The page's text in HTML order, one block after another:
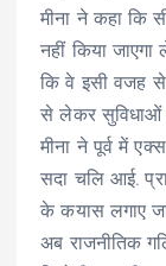
मीना ने कहा कि
नहीं किया जाएगा
कि वे इसी वजह
से लेकर सुविधाओं
मीना ने पूर्व में
सदा चलि आई.
के कयास लगाए
अब राजनीतिक